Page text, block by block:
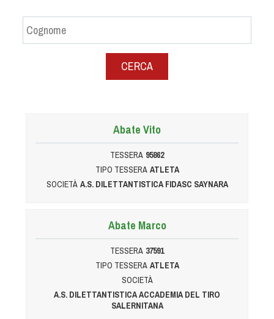
CERCA
Abate Vito
TESSERA 95862
TIPO TESSERA ATLETA
SOCIETÀ A.S. DILETTANTISTICA FIDASC SAYNARA
Abate Marco
TESSERA 37591
TIPO TESSERA ATLETA
SOCIETÀ
A.S. DILETTANTISTICA ACCADEMIA DEL TIRO
SALERNITANA
Circolari
Assicurazione
Convenzioni
Albo Fornitori
Referenti e gruppi di lavoro regionali
Scuole Federali
Tecnici
Formazione
Calendario Manifestazioni
Organi di Giustizia - Dispositivi
Modelli e moduli
Albo Atleti Cinofili
Guida Locandine Ufficiali